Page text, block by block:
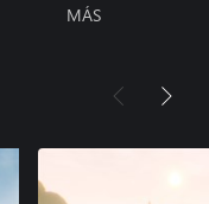
MÁS